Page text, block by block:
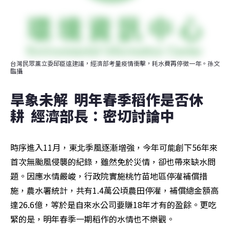
台灣民眾黨立委邱臣遠建議，經濟部考量疫情衝擊，耗水費再停徵一年。孫文
臨攝
旱象未解  明年春季稻作是否休
耕  經濟部長：密切討論中
時序進入11月，東北季風逐漸增強，今年可能創下56年來
首次無颱風侵襲的紀錄，雖然免於災情，卻也帶來缺水問
題。因應水情嚴峻，行政院實施桃竹苗地區停灌補償措
施，農水署統計，共有1.4萬公頃農田停灌，補償總金額高
達26.6億，等於是自來水公司要賺18年才有的盈餘。更吃
緊的是，明年春季一期稻作的水情也不樂觀。